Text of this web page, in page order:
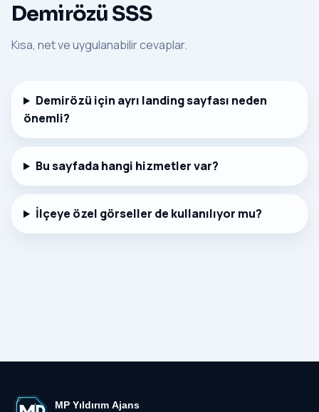
Demirözü SSS
Kısa, net ve uygulanabilir cevaplar.
Demirözü için ayrı landing sayfası neden
önemli?
Bu sayfada hangi hizmetler var?
İlçeye özel görseller de kullanılıyor mu?